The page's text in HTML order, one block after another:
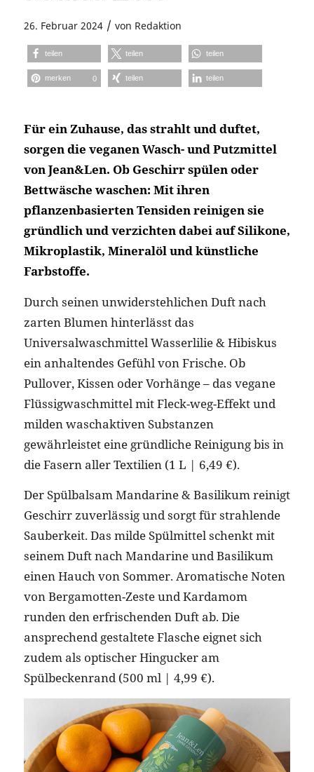
26. Februar 2024 / von Redaktion
teilen teilen teilen
merken 0 teilen teilen
Für ein Zuhause, das strahlt und duftet,
sorgen die veganen Wasch- und Putzmittel
von Jean&Len. Ob Geschirr spülen oder
Bettwäsche waschen: Mit ihren
pflanzenbasierten Tensiden reinigen sie
gründlich und verzichten dabei auf Silikone,
Mikroplastik, Mineralöl und künstliche
Farbstoffe.
Durch seinen unwiderstehlichen Duft nach
zarten Blumen hinterlässt das
Universalwaschmittel Wasserlilie & Hibiskus
ein anhaltendes Gefühl von Frische. Ob
Pullover, Kissen oder Vorhänge – das vegane
Flüssigwaschmittel mit Fleck-weg-Effekt und
milden waschaktiven Substanzen
gewährleistet eine gründliche Reinigung bis in
die Fasern aller Textilien (1 L | 6,49 €).
Der Spülbalsam Mandarine & Basilikum reinigt
Geschirr zuverlässig und sorgt für strahlende
Sauberkeit. Das milde Spülmittel schenkt mit
seinem Duft nach Mandarine und Basilikum
einen Hauch von Sommer. Aromatische Noten
von Bergamotten-Zeste und Kardamom
runden den erfrischenden Duft ab. Die
ansprechend gestaltete Flasche eignet sich
zudem als optischer Hingucker am
Spülbeckenrand (500 ml | 4,99 €).